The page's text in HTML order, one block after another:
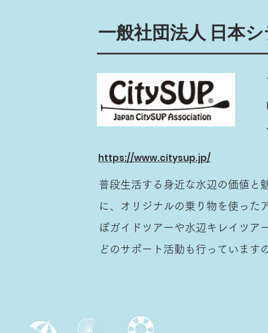
一般社団法人 日本
https://www.citysup.jp/
普段生活する身近な水辺の価値と
に、オリジナルの乗り物を使った
ぽガイドツアーや水辺キレイツア
どのサポート活動も行っています